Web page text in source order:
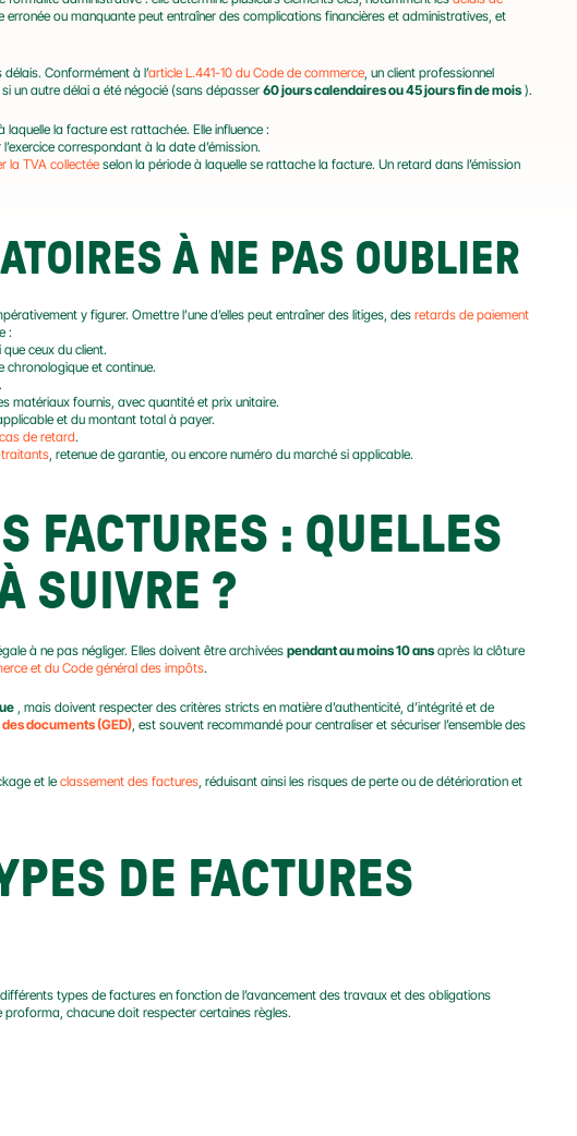
erronée ou manquante peut entraîner des complications financières et administratives, et
Conformément à l’article L.441-10 du Code de commerce, un client professionnel
un autre délai a été négocié (sans dépasser 60 jours calendaires ou 45 jours fin de mois ).
la facture est rattachée. Elle influence :
correspondant à la date d’émission.
la TVA collectée selon la période à laquelle se rattache la facture. Un retard dans l’émission
À NE PAS OUBLIER
y figurer. Omettre l’une d’elles peut entraîner des litiges, des retards de paiement
:
ceux du client.
chronologique et continue.
matériaux fournis, avec quantité et prix unitaire.
et du montant total à payer.
de retard.
, retenue de garantie, ou encore numéro du marché si applicable.
FACTURES : QUELLES
SUIVRE ?
à ne pas négliger. Elles doivent être archivées pendant au moins 10 ans après la clôture
et du Code général des impôts.
, mais doivent respecter des critères stricts en matière d’authenticité, d’intégrité et de
documents (GED), est souvent recommandé pour centraliser et sécuriser l’ensemble des
et le classement des factures, réduisant ainsi les risques de perte ou de détérioration et
DE FACTURES
types de factures en fonction de l’avancement des travaux et des obligations
proforma, chacune doit respecter certaines règles.